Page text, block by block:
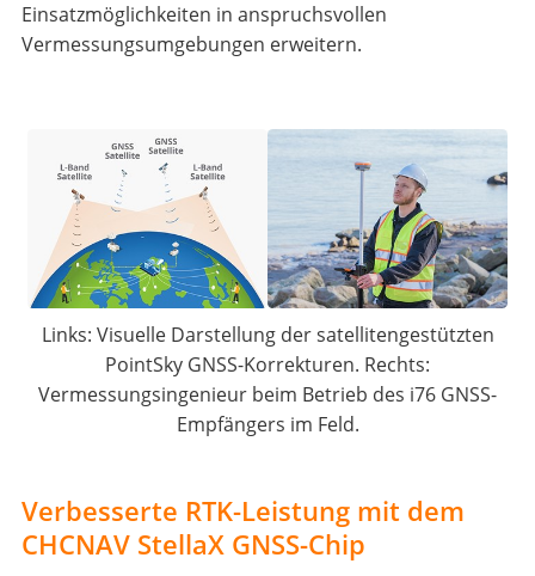
Einsatzmöglichkeiten in anspruchsvollen
Vermessungsumgebungen erweitern.
Links: Visuelle Darstellung der satellitengestützten
PointSky GNSS-Korrekturen. Rechts:
Vermessungsingenieur beim Betrieb des i76 GNSS-
Empfängers im Feld.
Verbesserte RTK-Leistung mit dem
CHCNAV StellaX GNSS-Chip